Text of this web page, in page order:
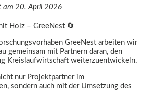
am 20. April 2026
Holz – GreeNest 🔄️
GreeNest arbeiten wir
gemeinsam mit Partnern daran, den
Kreislaufwirtschaft weiterzuentwickeln.
nur Projektpartner im
sondern auch mit der Umsetzung des